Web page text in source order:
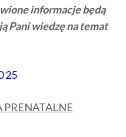
informacje będą
Pani wiedzę na temat
25